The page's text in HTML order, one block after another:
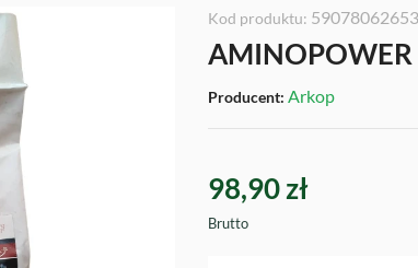
Kod produktu:
Producent: Arkop
98,90 zł
Brutto